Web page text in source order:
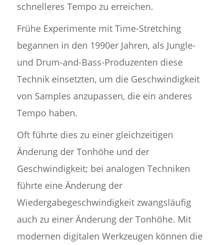
schnelleres Tempo zu erreichen.
Frühe Experimente mit Time-Stretching
begannen in den 1990er Jahren, als Jungle-
und Drum-and-Bass-Produzenten diese
Technik einsetzten, um die Geschwindigkeit
von Samples anzupassen, die ein anderes
Tempo haben.
Oft führte dies zu einer gleichzeitigen
Änderung der Tonhöhe und der
Geschwindigkeit; bei analogen Techniken
führte eine Änderung der
Wiedergabegeschwindigkeit zwangsläufig
auch zu einer Änderung der Tonhöhe. Mit
modernen digitalen Werkzeugen können die